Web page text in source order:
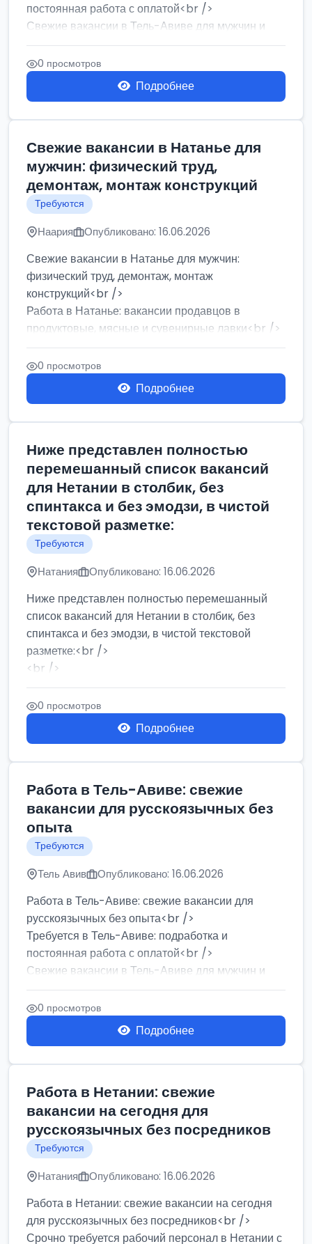
постоянная работа с оплатой<br />
Свежие вакансии в Тель-Авиве для мужчин и
женщин от хозя...
0 просмотров
Подробнее
Свежие вакансии в Натанье для
мужчин: физический труд,
демонтаж, монтаж конструкций
Требуются
Наария Опубликовано: 16.06.2026
Свежие вакансии в Натанье для мужчин:
физический труд, демонтаж, монтаж
конструкций<br />
Работа в Натанье: вакансии продавцов в
продуктовые, мясные и сувенирные лавки<br />
Разнорабочий на сборку м...
0 просмотров
Подробнее
Ниже представлен полностью
перемешанный список вакансий
для Нетании в столбик, без
спинтакса и без эмодзи, в чистой
текстовой разметке:
Требуются
Натания Опубликовано: 16.06.2026
Ниже представлен полностью перемешанный
список вакансий для Нетании в столбик, без
спинтакса и без эмодзи, в чистой текстовой
разметке:<br />
<br />
Работа в Нетании на мебельном производстве:
требу...
0 просмотров
Подробнее
Работа в Тель-Авиве: свежие
вакансии для русскоязычных без
опыта
Требуются
Тель Авив Опубликовано: 16.06.2026
Работа в Тель-Авиве: свежие вакансии для
русскоязычных без опыта<br />
Требуется в Тель-Авиве: подработка и
постоянная работа с оплатой<br />
Свежие вакансии в Тель-Авиве для мужчин и
женщин от хозя...
0 просмотров
Подробнее
Работа в Нетании: свежие
вакансии на сегодня для
русскоязычных без посредников
Требуются
Натания Опубликовано: 16.06.2026
Работа в Нетании: свежие вакансии на сегодня
для русскоязычных без посредников<br />
Срочно требуется рабочий персонал в Нетании с